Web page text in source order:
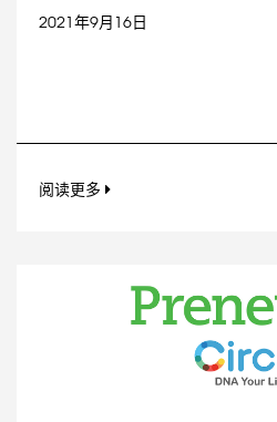
2021年9月16日
阅读更多